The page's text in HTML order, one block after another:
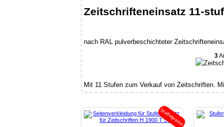
3
Zeitschrifteneinsatz 11-
nach RAL pulverbeschichteter
Mit 11 Stufen zum Verkauf von Zeitschriften.
Staffelpreise